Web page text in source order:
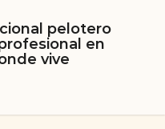
pelotero
en
vive